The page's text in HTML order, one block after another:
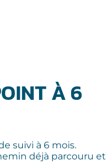
À 6
suivi à 6 mois.
déjà parcouru et